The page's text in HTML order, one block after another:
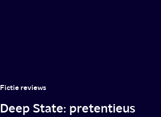
Fictie reviews
Deep State: pretentieus